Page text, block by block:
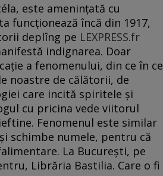
este ameninţată cu
funcţionează încă din 1917,
deplîng pe LEXPRESS.fr
indignarea. Doar
a fenomenului, din ce în ce
noastre de călătorii, de
care incită spiritele şi
cu pricina vede viitorul
Fenomenul este similar
schimbe numele, pentru că
La Bucureşti, pe
Librăria Bastilia. Care o fi